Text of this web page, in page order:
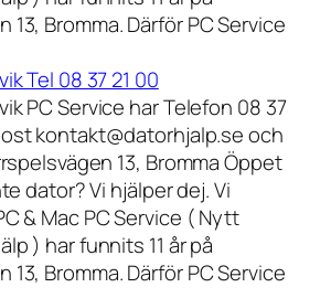
13, Bromma. Därför PC Service
Tel 08 37 21 00
PC Service har Telefon 08 37
kontakt@datorhjalp.se och
13, Bromma Öppet
dator? Vi hjälper dej. Vi
& Mac PC Service ( Nytt
) har funnits 11 år på
13, Bromma. Därför PC Service